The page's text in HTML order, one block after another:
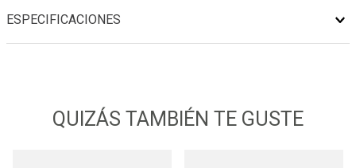
ESPECIFICACIONES
QUIZÁS TAMBIÉN TE GUSTE